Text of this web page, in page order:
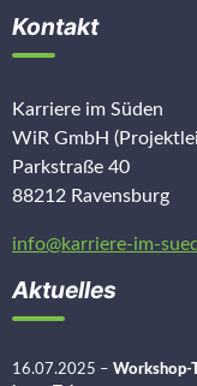
Kontakt
Karriere im Süden
WiR GmbH
Parkstraße 40
88212 Ravensburg
info@karriere-im-
Aktuelles
16.07.2025 – Workshop-